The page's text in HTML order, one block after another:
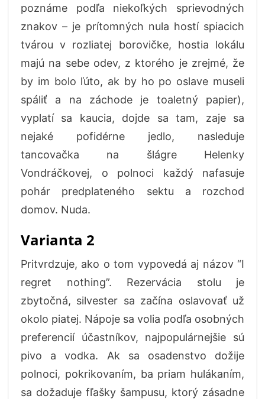
poznáme podľa niekoľkých sprievodných
znakov – je prítomných nula hostí spiacich
tvárou v rozliatej borovičke, hostia lokálu
majú na sebe odev, z ktorého je zrejmé, že
by im bolo ľúto, ak by ho po oslave museli
spáliť a na záchode je toaletný papier),
vyplatí sa kaucia, dojde sa tam, zaje sa
nejaké pofidérne jedlo, nasleduje
tancovačka na šlágre Helenky
Vondráčkovej, o polnoci každý nafasuje
pohár predplateného sektu a rozchod
domov. Nuda.
Varianta 2
Pritvrdzuje, ako o tom vypovedá aj názov “I
regret nothing”. Rezervácia stolu je
zbytočná, silvester sa začína oslavovať už
okolo piatej. Nápoje sa volia podľa osobných
preferencií účastníkov, najpopulárnejšie sú
pivo a vodka. Ak sa osadenstvo dožije
polnoci, pokrikovaním, ba priam hulákaním,
sa dožaduje fľašky šampusu, ktorý zásadne